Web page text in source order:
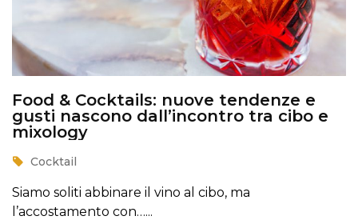
Food & Cocktails: nuove tendenze e
gusti nascono dall’incontro tra cibo e
mixology
Cocktail
Siamo soliti abbinare il vino al cibo, ma
l’accostamento con…...